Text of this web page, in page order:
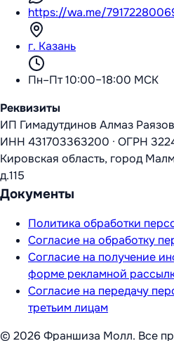
https://wa.me/
г. Казань
Пн–Пт 10:00–18:00 МСК
Реквизиты
ИП Гимадутдинов Алмаз
ИНН 431703363200 · ОГРН
Кировская область, город
д.115
Документы
Политика обработки
Согласие на обработку
Согласие на получение
форме рекламной
Согласие на передачу
третьим лицам
© 2026 Франшиза Молл. Все